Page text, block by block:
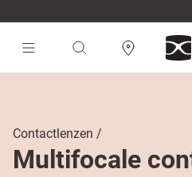
Contactlenzen
Multifocale